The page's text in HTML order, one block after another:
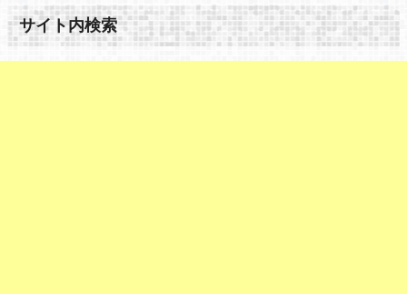
サイト内検索